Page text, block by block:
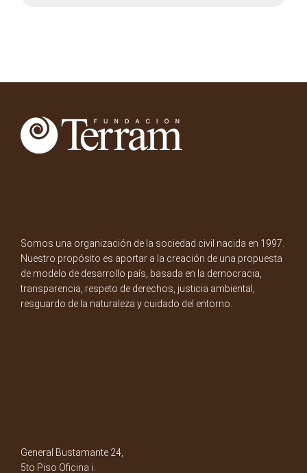
Somos una organización de la sociedad civil nacida en 1997.
Nuestro propósito es aportar a la creación de una propuesta
de modelo de desarrollo país, basada en la democracia,
transparencia, respeto de derechos, justicia ambiental,
resguardo de la naturaleza y cuidado del entorno.
General Bustamante 24,
5to Piso Oficina i.